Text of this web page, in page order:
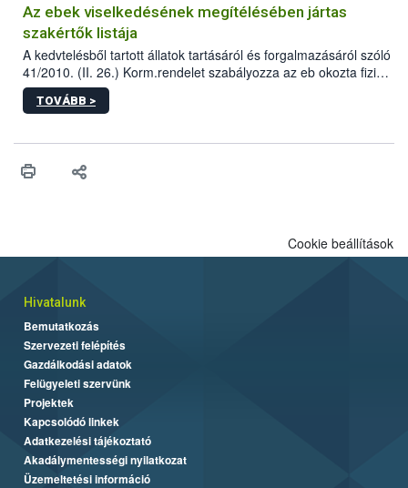
Az ebek viselkedésének megítélésében jártas
szakértők listája
A kedvtelésből tartott állatok tartásáról és forgalmazásáról szóló
41/2010. (II. 26.) Korm.rendelet szabályozza az eb okozta fizikai
sérülés, illetve ennek veszélye keletkezésekor felmerülő
hatósági feladatokat, valamint a veszélyes eb tartását és annak
vonni az ebek viselkedésének megítélésében jártas szakértőt.
TOVÁBB >
Cookie beállítások
Hivatalunk
Bemutatkozás
Szervezeti felépítés
Gazdálkodási adatok
Felügyeleti szervünk
Projektek
Kapcsolódó linkek
Adatkezelési tájékoztató
Akadálymentességi nyilatkozat
Üzemeltetési információ